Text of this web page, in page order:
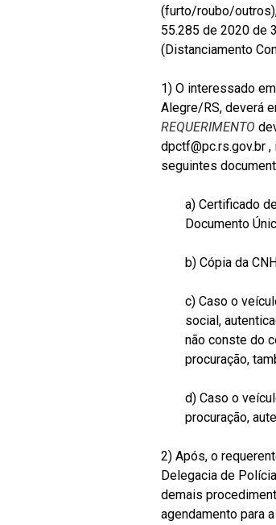
(furto/roubo/
55.285 de 2020 de
(Distanciamento
1) O interessado
Alegre/RS, deverá
REQUERIMENTO
dpctf@pc.rs.gov.br
seguintes
a) Certificado
Documento
b) Cópia da
c) Caso o
social,
não conste do
procuração,
d) Caso o
procuração,
2) Após, o
Delegacia de
demais
agendamento para